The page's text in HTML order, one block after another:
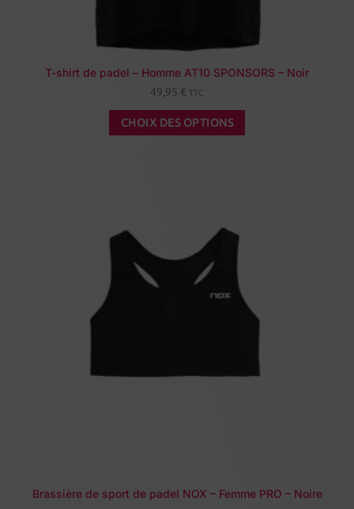
T-shirt de padel – Homme AT10 SPONSORS – Noir
49,95 € TTC
CHOIX DES OPTIONS
Brassière de sport de padel NOX – Femme PRO – Noire